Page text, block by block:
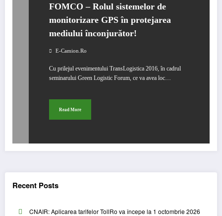
FOMCO – Rolul sistemelor de
monitorizare GPS în protejarea
mediului înconjurător!
E-Camion.ro
Cu prilejul evenimentului TransLogistica 2016, în cadrul
seminarului Green Logistic Forum, ce va avea loc…
Read More
Recent Posts
CNAIR: Aplicarea tarifelor TollRo va începe la 1 octombrie 2026